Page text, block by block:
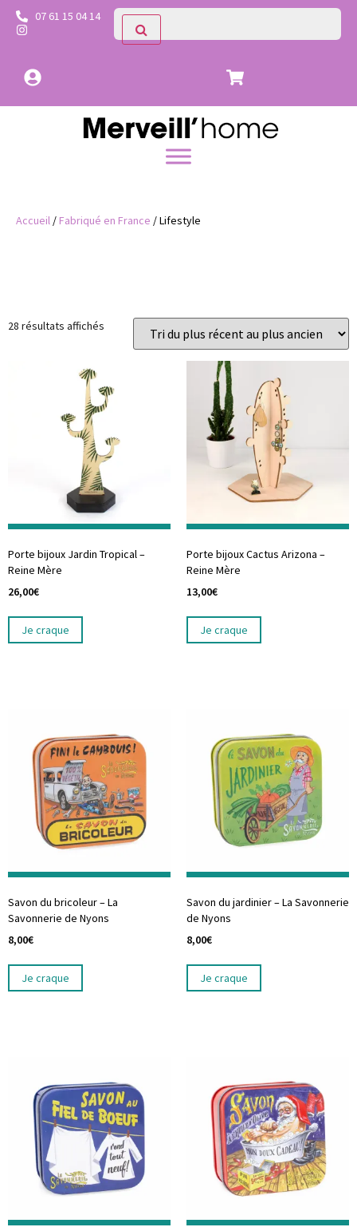
07 61 15 04 14
Accueil /Fabriqué en France / Lifestyle
28 résultats affichés
Porte bijoux Jardin Tropical –
Reine Mère
26,00€
Je craque
Porte bijoux Cactus Arizona –
Reine Mère
13,00€
Je craque
Savon du bricoleur – La
Savonnerie de Nyons
8,00€
Je craque
Savon du jardinier – La Savonnerie
de Nyons
8,00€
Je craque